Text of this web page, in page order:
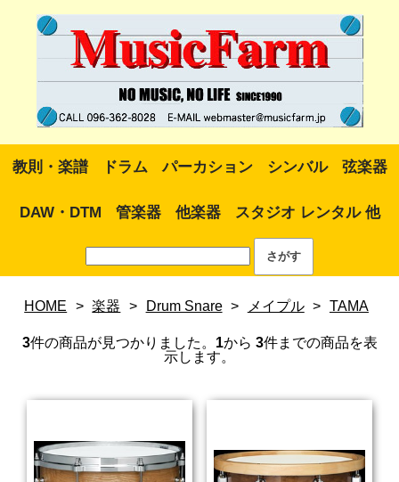
教則・楽譜 ドラム パーカション シンバル 弦楽器
DAW・DTM 管楽器 他楽器 スタジオ レンタル 他
HOME > 楽器 > Drum Snare > メイプル > TAMA
3件の商品が見つかりました。 1から 3件までの商品を表
示します。